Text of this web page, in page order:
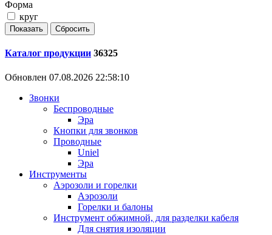
Форма
круг
Каталог продукции 36325
Обновлен 07.08.2026 22:58:10
Звонки
Беспроводные
Эра
Кнопки для звонков
Проводные
Uniel
Эра
Инструменты
Аэрозоли и горелки
Аэрозоли
Горелки и балоны
Инструмент обжимной, для разделки кабеля
Для снятия изоляции